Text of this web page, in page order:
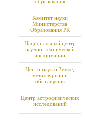
Комитет науки
Министерства
Образования РК
Национальный центр
научно-технической
информации
Центр наук о Земле,
металлургии и
обогащения
Центр астрофизических
исследований